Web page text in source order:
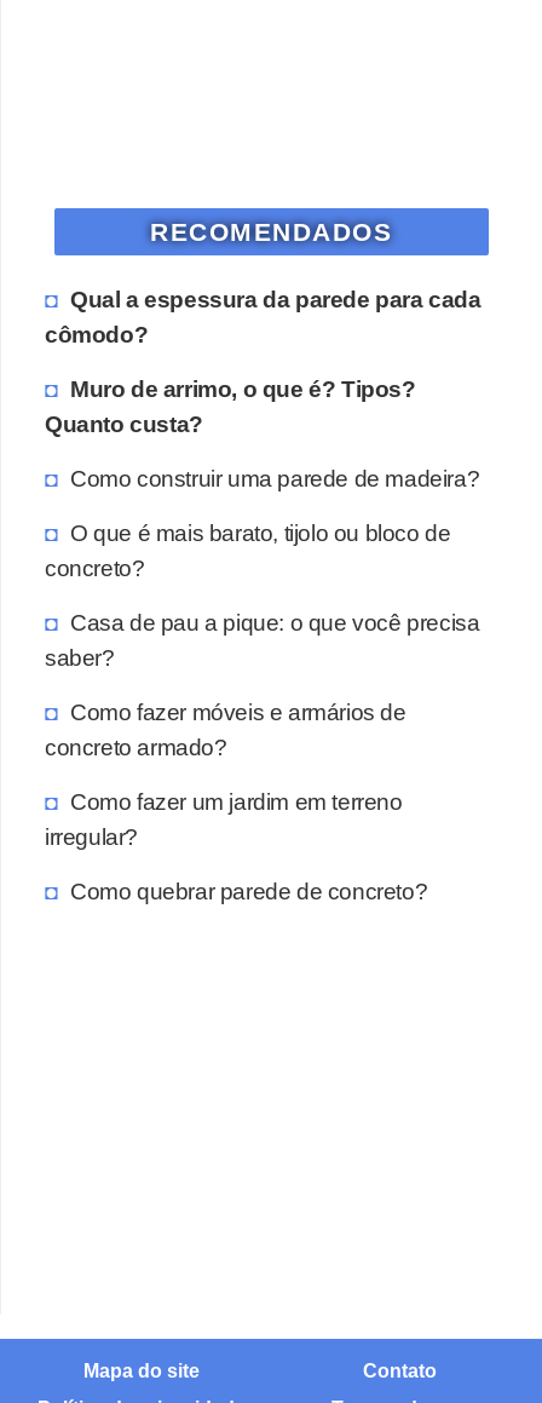
RECOMENDADOS
Qual a espessura da parede para cada
cômodo?
Muro de arrimo, o que é? Tipos?
Quanto custa?
Como construir uma parede de madeira?
O que é mais barato, tijolo ou bloco de
concreto?
Casa de pau a pique: o que você precisa
saber?
Como fazer móveis e armários de
concreto armado?
Como fazer um jardim em terreno
irregular?
Como quebrar parede de concreto?
Mapa do site
Contato